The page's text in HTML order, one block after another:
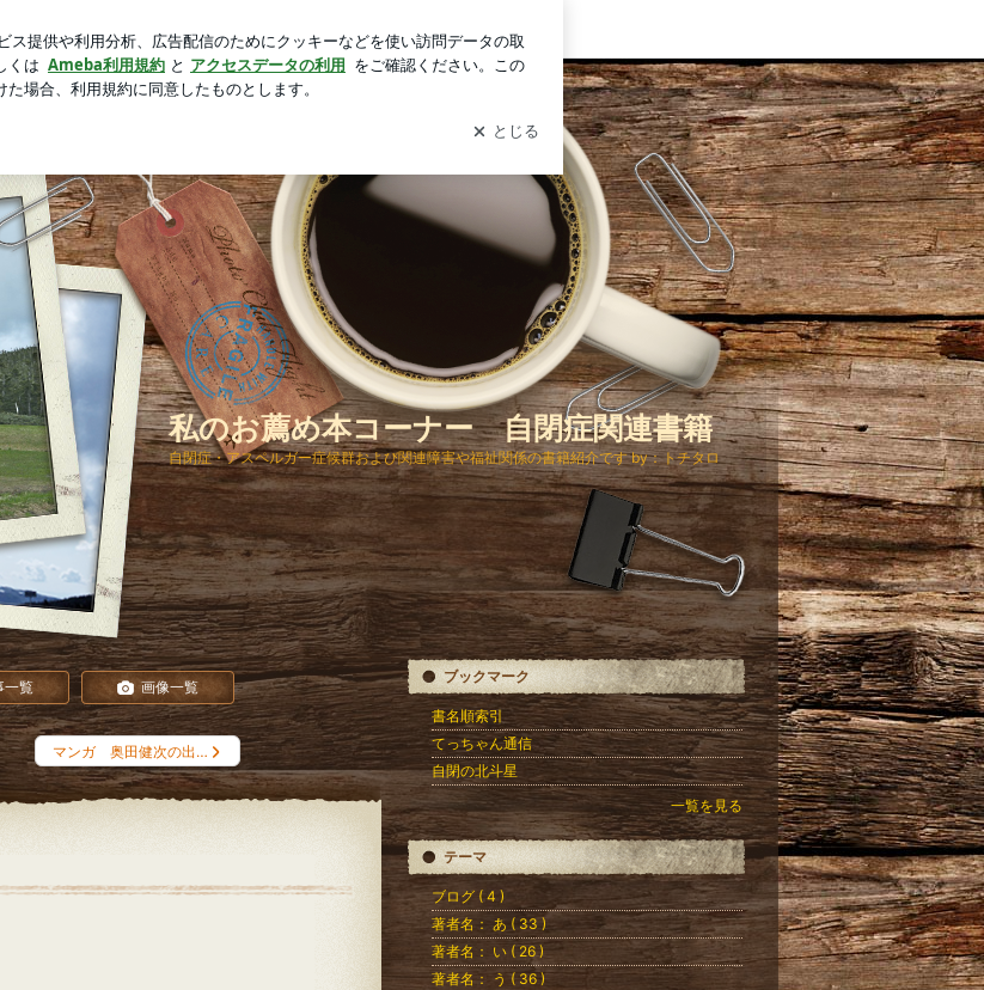
籍
ログイン
私のお薦め本コーナー 自閉症関連書籍
自閉症・アスペルガー症候群および関連障害や福祉関係の書籍紹介です by：トチタロ
一覧 画像一覧
マンガ 奥田健次の出…
ブックマーク
書名順索引
てっちゃん通信
自閉の北斗星
一覧を見る
テーマ
ブログ ( 4 )
著者名： あ ( 33 )
著者名： い ( 26 )
著者名： う ( 36 )